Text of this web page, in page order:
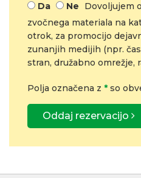
Da Ne
Dovoljujem
zvočnega materiala na
otrok, za promocijo
zunanjih medijih (npr.
stran, družabno omrežje,
Polja označena z * so
Oddaj rezervacijo